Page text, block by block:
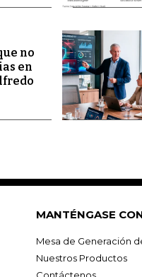
no
en
MANTÉNGASE
Mesa de Generación
Nuestros Productos